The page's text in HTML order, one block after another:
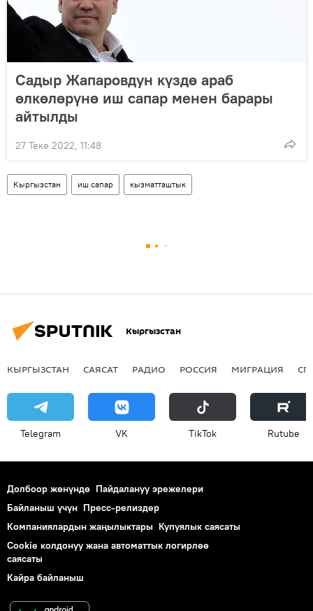
Садыр Жапаровдун күздө араб
өлкөлөрүнө иш сапар менен барары
айтылды
27 Теке 2022, 11:48
Кыргызстан иш сапар кызматташтык
Кыргызстан
КЫРГЫЗСТАН САЯСАТ РАДИО РОССИЯ МИГРАЦИЯ
Telegram VK ТikТоk Rutube
Долбоор жөнүндө Пайдалануу эрежелери
Байланыш үчүн Пресс-релиздер
Компаниялардын жаңылыктары Купуялык саясаты
Cookie колдонуу жана автоматтык логирлөө
саясаты
Кайра байланыш